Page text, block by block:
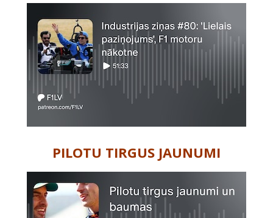
PILOTU TIRGUS JAUNUMI